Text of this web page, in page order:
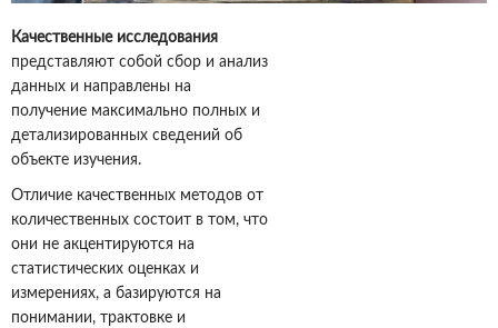
Качественные исследования
представляют собой сбор и анализ
данных и направлены на
получение максимально полных и
детализированных сведений об
объекте изучения.
Отличие качественных методов от
количественных состоит в том, что
они не акцентируются на
статистических оценках и
измерениях, а базируются на
понимании, трактовке и